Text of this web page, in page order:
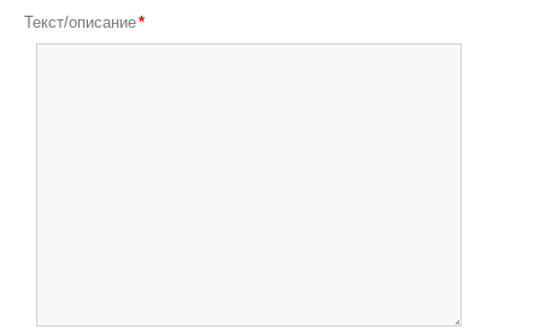
Текст/описание*